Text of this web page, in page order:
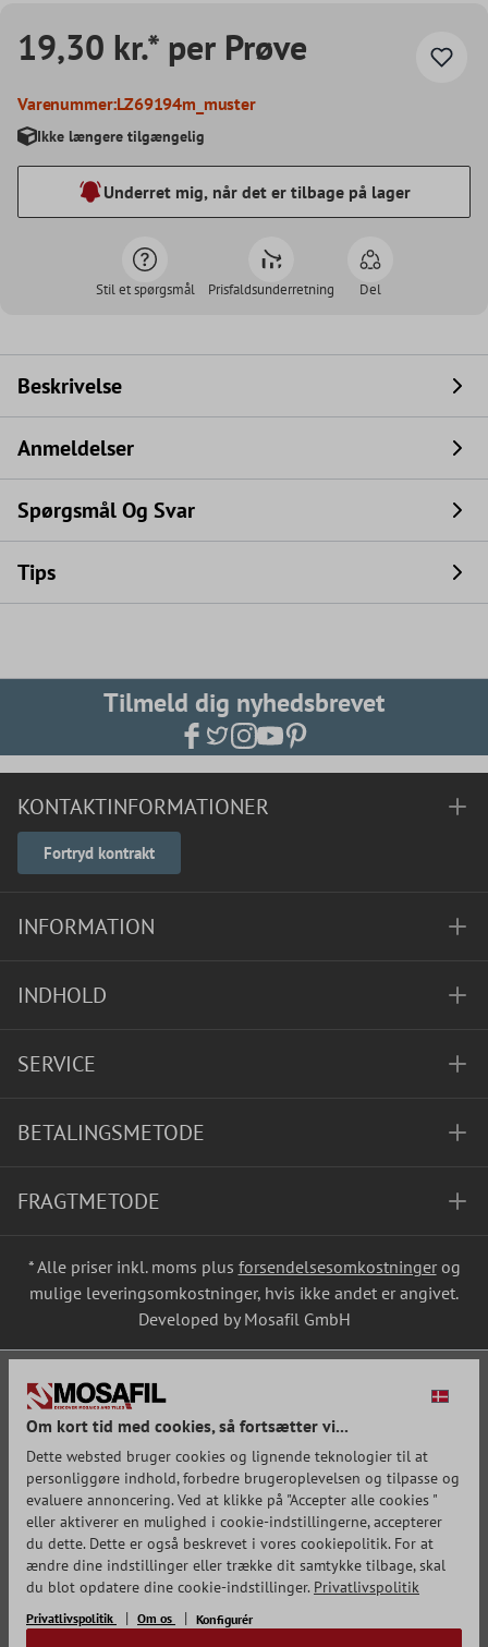
19,30 kr.* per Prøve
Varenummer:LZ69194m_muster
Ikke længere tilgængelig
Underret mig, når det er tilbage på lager
Stil et spørgsmål Prisfaldsunderretning Del
Beskrivelse
Anmeldelser
Spørgsmål Og Svar
Tips
Tilmeld dig nyhedsbrevet
KONTAKTINFORMATIONER
Fortryd kontrakt
INFORMATION
INDHOLD
SERVICE
BETALINGSMETODE
FRAGTMETODE
* Alle priser inkl. moms plus forsendelsesomkostningerog
mulige leveringsomkostninger, hvis ikke andet er angivet.
Developed by Mosafil GmbH
Om kort tid med cookies, så fortsætter vi...
Dette websted bruger cookies og lignende teknologier til at
personliggøre indhold, forbedre brugeroplevelsen og tilpasse og
evaluere annoncering. Ved at klikke på "Accepter alle cookies "
eller aktiverer en mulighed i cookie-indstillingerne, accepterer
du dette. Dette er også beskrevet i vores cookiepolitik. For at
ændre dine indstillinger eller trække dit samtykke tilbage, skal
du blot opdatere dine cookie-indstillinger. Privatlivspolitik
Privatlivspolitik Om os Konfigurér